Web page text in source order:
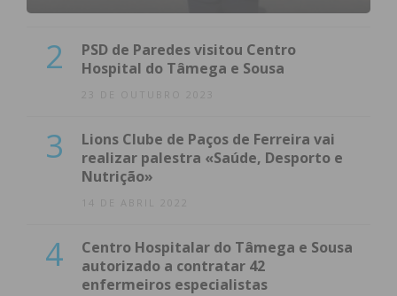
2
PSD de Paredes visitou Centro
Hospital do Tâmega e Sousa
23 DE OUTUBRO 2023
3
Lions Clube de Paços de Ferreira vai
realizar palestra «Saúde, Desporto e
Nutrição»
14 DE ABRIL 2022
4
Centro Hospitalar do Tâmega e Sousa
autorizado a contratar 42
enfermeiros especialistas